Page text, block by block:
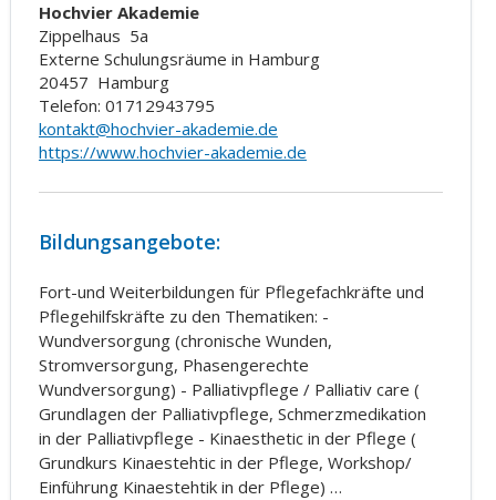
Hochvier Akademie
Zippelhaus 5a
Externe Schulungsräume in Hamburg
20457 Hamburg
Telefon: 01712943795
kontakt@hochvier-akademie.de
https://www.hochvier-akademie.de
Bildungsangebote:
Fort-und Weiterbildungen für Pflegefachkräfte und
Pflegehilfskräfte zu den Thematiken: -
Wundversorgung (chronische Wunden,
Stromversorgung, Phasengerechte
Wundversorgung) - Palliativpflege / Palliativ care (
Grundlagen der Palliativpflege, Schmerzmedikation
in der Palliativpflege - Kinaesthetic in der Pflege (
Grundkurs Kinaestehtic in der Pflege, Workshop/
Einführung Kinaestehtik in der Pflege) …